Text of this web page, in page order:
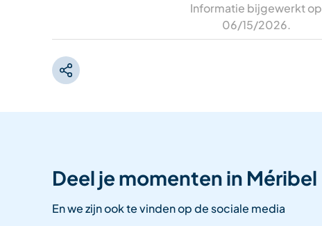
Informatie bijgewerkt op
06/15/2026.
Deel je momenten in Méribel
En we zijn ook te vinden op de sociale media